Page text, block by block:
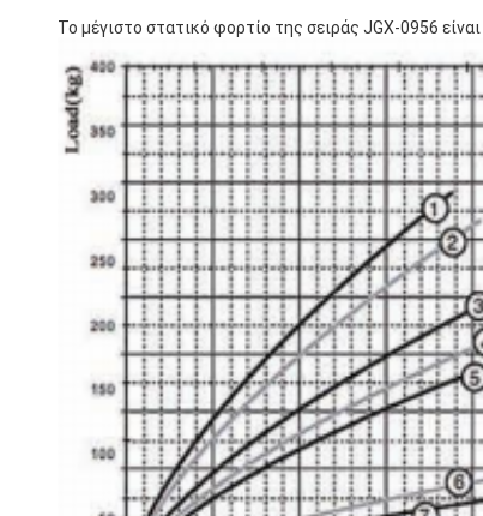
Το μέγιστο στατικό φορτίο της σειράς JGX-0956